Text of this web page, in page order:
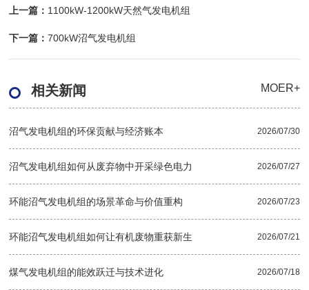
上一篇： 1100kW-1200kW天然气发电机组
下一篇：700kW沼气发电机组
相关新闻 MOER+
沼气发电机组的环保贡献与经济账本 2026/07/30
沼气发电机组如何从废弃物中开采绿色电力 2026/07/27
环能沼气发电机组的场景革命与价值重构 2026/07/23
环能沼气发电机组如何让有机废物重获新生 2026/07/21
煤气发电机组的能效跃迁与技术进化 2026/07/18